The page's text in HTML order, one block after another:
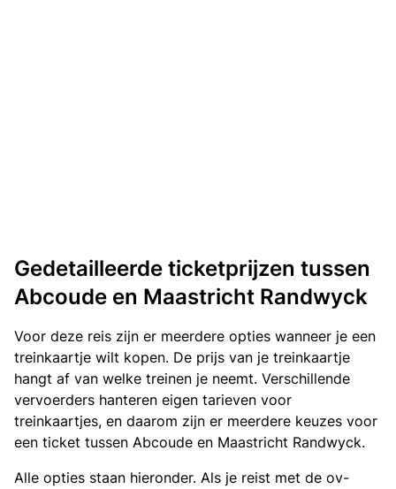
Gedetailleerde ticketprijzen tussen
Abcoude en Maastricht Randwyck
Voor deze reis zijn er meerdere opties wanneer je een
treinkaartje wilt kopen. De prijs van je treinkaartje
hangt af van welke treinen je neemt. Verschillende
vervoerders hanteren eigen tarieven voor
treinkaartjes, en daarom zijn er meerdere keuzes voor
een ticket tussen Abcoude en Maastricht Randwyck.
Alle opties staan hieronder. Als je reist met de ov-